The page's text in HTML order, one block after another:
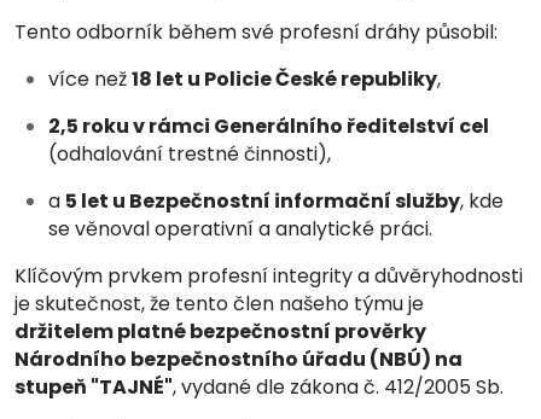
Tento odborník během své profesní dráhy působil:
více než18 let u Policie České republiky,
2,5 roku v rámci Generálního ředitelství cel
(odhalování trestné činnosti),
a 5 let u Bezpečnostní informační služby, kde
se věnoval operativní a analytické práci.
Klíčovým prvkem profesní integrity a důvěryhodnosti
je skutečnost, že tento člen našeho týmu je
držitelem platné bezpečnostní prověrky
Národního bezpečnostního úřadu (NBÚ) na
stupeň "TAJNÉ", vydané dle zákona č. 412/2005 Sb.